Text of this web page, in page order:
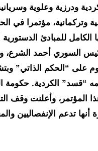
ودرزية وعلوية
وتركمانية، مؤتمرا في
الكامل للمبادئ الدستورية
السوري أحمد الشرع،
على “الحكم الذاتي”
“قسد” الكردية. حكومة
المؤتمر، وأعلنت وقف
تدعم الإنفصاليين